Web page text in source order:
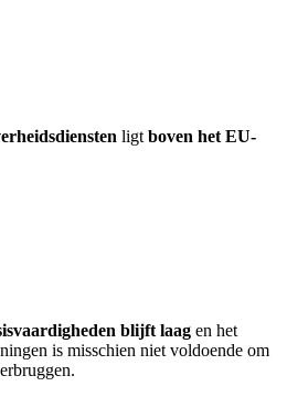
ligtboven het EU-
blijft laag en het
is misschien niet voldoende om